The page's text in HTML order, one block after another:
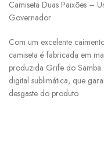
Camiseta Duas Paixões –
Governador
Com um excelente
camiseta é fabricada em
produzida Grife do
digital sublimática, que
desgaste do produto.